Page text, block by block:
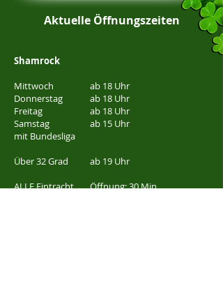
Aktuelle Öffnungszeiten
Shamrock
Mittwoch
Donnerstag
Freitag
Samstag
mit Bundesliga
Über 32 Grad
ALLE Eintracht
ab 18 Uhr
ab 18 Uhr
ab 18 Uhr
ab 15 Uhr
ab 19 Uhr
Öffnung: 30 Min